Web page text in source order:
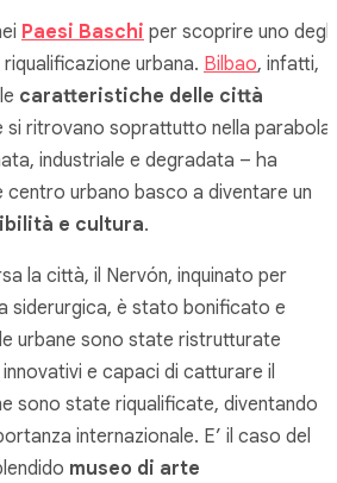
Paesi Baschi per scoprire uno degli
urbana. Bilbao, infatti,
caratteristiche delle città
si ritrovano soprattutto nella parabola
industriale e degradata – ha
urbano basco a diventare un
e cultura.
la città, il Nervón, inquinato per
siderurgica, è stato bonificato e
urbane sono state ristrutturate
e capaci di catturare il
sono state riqualificate, diventando
internazionale. E’ il caso del
museo di arte